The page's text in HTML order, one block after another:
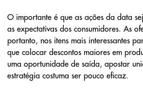
O importante é que as ações da data
as expectativas dos consumidores. As
portanto, nos itens mais interessantes
que colocar descontos maiores em
uma oportunidade de saída, apostar
estratégia costuma ser pouco eficaz.